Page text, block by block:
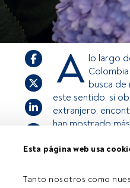
Esta página web usa
Tanto nosotros como
A lo largo
busca de
este sentido, si
extranjero,
han mostrado
estás